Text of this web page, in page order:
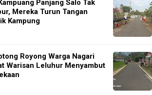
Panjang Salo Tak
Mereka Turun Tangan
Kampung
Royong Warga Nagari
Warisan Leluhur Menyambut